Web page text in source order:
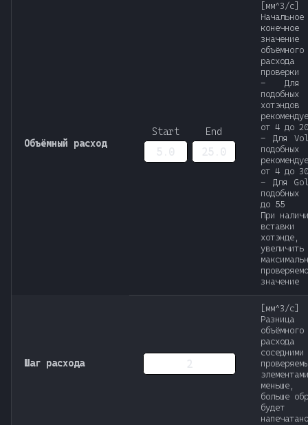
Объёмный расход
Start End
[мм^3/с]
конечное
значение
объёмного
проверки
- Для
подобных
хотэндов
от 4 до 20
- Для
подобных
от 4 до 30
- Для
до 55
При
хотэнде,
увеличить
значение
Шаг расхода
[мм^3/с]
Разница
объёмного
расхода
соседними
больше
будет
напечатано